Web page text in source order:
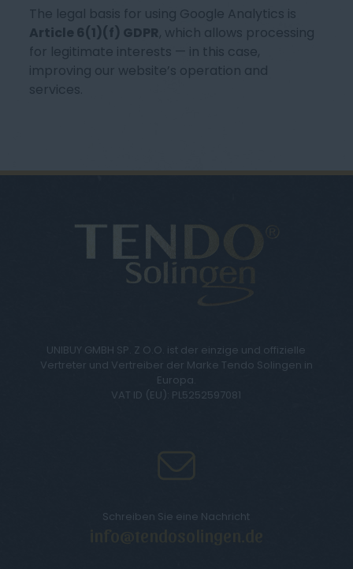
The legal basis for using Google Analytics is
Article 6(1)(f) GDPR, which allows processing
for legitimate interests — in this case,
improving our website’s operation and
services.
UNIBUY GMBH SP. Z O.O. ist der einzige und offizielle
Vertreter und Vertreiber der Marke Tendo Solingen in
Europa.
VAT ID (EU): PL5252597081
Schreiben Sie eine Nachricht